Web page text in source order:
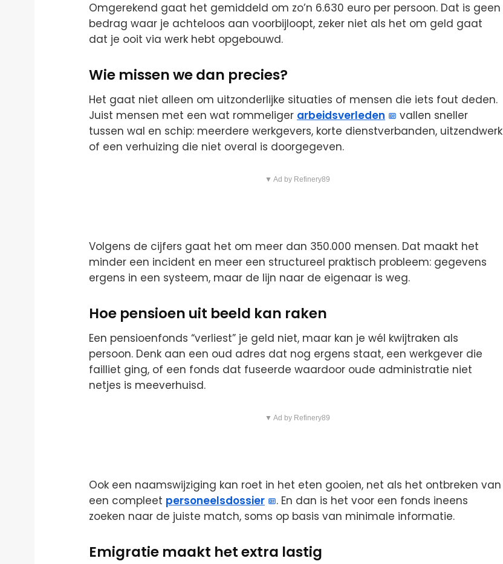
Omgerekend gaat het gemiddeld om zo’n 6.630 euro per persoon. Dat is geen
bedrag waar je achteloos aan voorbijloopt, zeker niet als het om geld gaat
dat je ooit via werk hebt opgebouwd.
Wie missen we dan precies?
Het gaat niet alleen om uitzonderlijke situaties of mensen die iets fout deden.
Juist mensen met een wat rommeliger arbeidsverleden
vallen sneller
tussen wal en schip: meerdere werkgevers, korte dienstverbanden, uitzendwerk
of een verhuizing die niet overal is doorgegeven.
▼ Ad by Refinery89
Volgens de cijfers gaat het om meer dan 350.000 mensen. Dat maakt het
minder een incident en meer een structureel praktisch probleem: gegevens
ergens in een systeem, maar de lijn naar de eigenaar is weg.
Hoe pensioen uit beeld kan raken
Een pensioenfonds “verliest” je geld niet, maar kan je wél kwijtraken als
persoon. Denk aan een oud adres dat nog ergens staat, een werkgever die
failliet ging, of een fonds dat fuseerde waardoor oude administratie niet
netjes is meeverhuisd.
▼ Ad by Refinery89
Ook een naamswijziging kan roet in het eten gooien, net als het ontbreken van
een compleet personeelsdossier
. En dan is het voor een fonds ineens
zoeken naar de juiste match, soms op basis van minimale informatie.
Emigratie maakt het extra lastig